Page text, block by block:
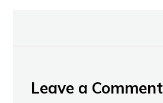
Leave a Comment